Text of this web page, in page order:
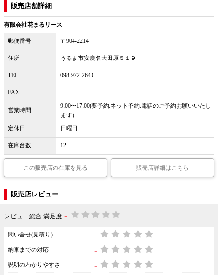
販売店舗詳細
有限会社花まるリース
郵便番号 〒904-2214
住所 うるま市安慶名大田原５１９
TEL 098-972-2640
FAX
営業時間
9:00〜17:00(要予約.ネット予約.電話のご予約お願いいたし
ます）
定休日
日曜日
在庫台数 12
この販売店の在庫を見る 販売店詳細はこちら
販売店レビュー
レビュー総合 満足度 -
問い合せ(見積り) -
納車までの対応 -
説明のわかりやすさ -